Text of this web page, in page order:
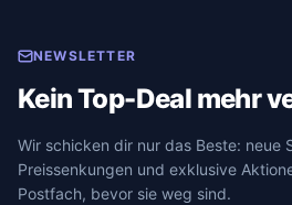
NEWSLETTER
Kein Top-Deal mehr
Wir schicken dir nur das Beste: neue
Preissenkungen und exklusive
Postfach, bevor sie weg sind.